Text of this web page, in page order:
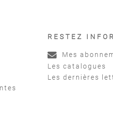
RESTEZ
Mes
Les catalogues
Les dernières